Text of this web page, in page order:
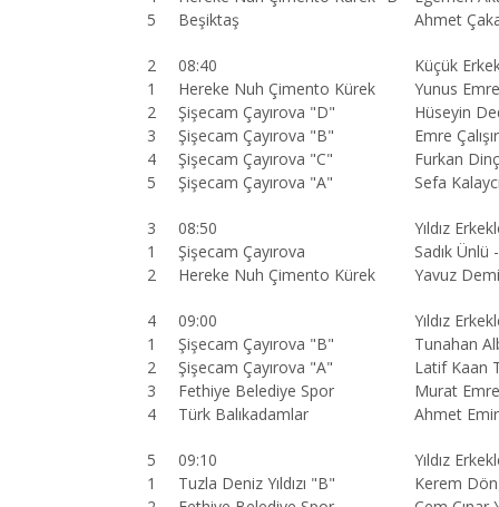
5
Beşiktaş Ahmet
2 08:40
Küçük
1
Hereke Nuh Çimento Kürek
Yunus
2
Şişecam Çayırova "D"
Hüseyin
3
Şişecam Çayırova "B"
Emre
4
Şişecam Çayırova "C"
Furkan
5
Şişecam Çayırova "A" Sefa
3 08:50
Yıldız
1
Şişecam Çayırova
Sadık
2
Hereke Nuh Çimento Kürek Yavuz
4 09:00
Yıldız
1
Şişecam Çayırova "B"
Tunahan
2
Şişecam Çayırova "A"
Latif Kaan
3
Fethiye Belediye Spor
Murat
4
Türk Balıkadamlar Ahmet
5 09:10
Yıldız
1
Tuzla Deniz Yıldızı "B"
Kerem